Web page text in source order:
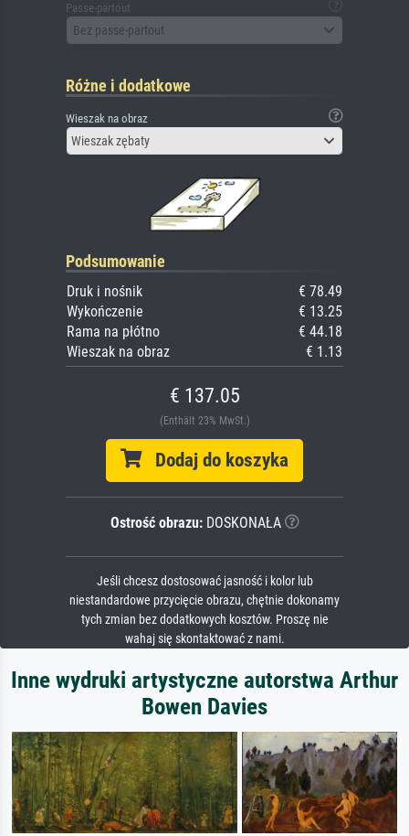
Passe-partout
Bez passe-partout
Różne i dodatkowe
Wieszak na obraz
Wieszak zębaty
Podsumowanie
Druk i nośnik
€ 78.49
Wykończenie
€ 13.25
Rama na płótno
€ 44.18
Wieszak na obraz
€ 1.13
€ 137.05
(Enthält 23% MwSt.)
Dodaj do koszyka
Ostrość obrazu:DOSKONAŁA
Jeśli chcesz dostosować jasność i kolor lub
niestandardowe przycięcie obrazu, chętnie dokonamy
tych zmian bez dodatkowych kosztów. Proszę nie
wahaj się skontaktować z nami.
Inne wydruki artystyczne autorstwa Arthur
Bowen Davies